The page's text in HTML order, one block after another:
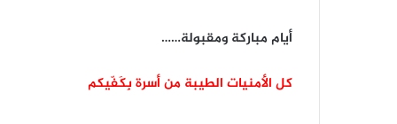
أيام مباركة ومقبولة……
كل الأمنيات الطيبة من أسرة بِكَفّيكم